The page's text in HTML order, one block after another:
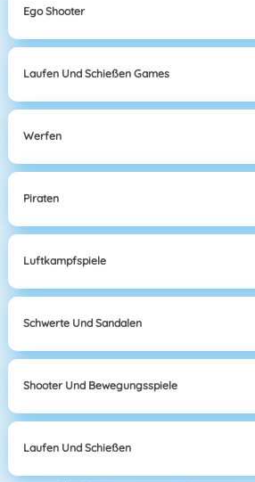
Ego Shooter
Laufen Und Schießen Games
Werfen
Piraten
Luftkampfspiele
Schwerte Und Sandalen
Shooter Und Bewegungsspiele
Laufen Und Schießen